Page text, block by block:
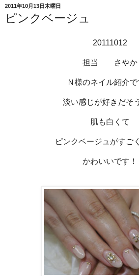
2011年10月13日木曜日
ピンクベージュ
20111012
担当 さやか
Ｎ様のネイル紹介で
淡い感じが好きだそ
肌も白くて
ピンクベージュがすご
かわいいです！